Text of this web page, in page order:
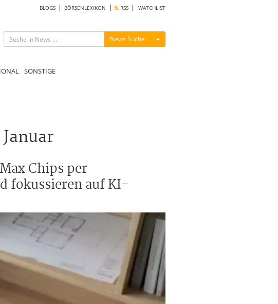
BLOGS BÖRSENLEXIKON RSS WATCHLIST
News Suche Menü ein-/ausblenden
SONSTIGE
Chips per
fokussieren auf KI-